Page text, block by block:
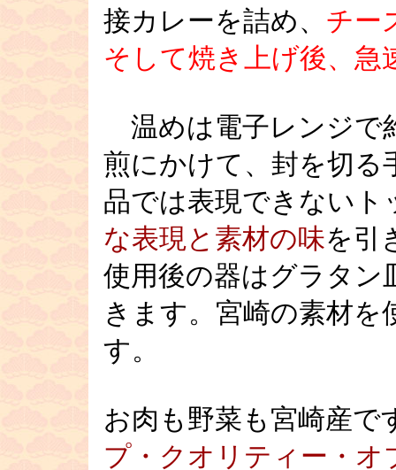
接カレーを詰め、 チー
そして焼き上げ後、急
温めは電子レンジで
煎にかけて、封を切る
品では表現できないト
な表現と素材の味を引
使用後の器はグラタン
きます。宮崎の素材
す。
お肉も野菜も宮崎産で
プ・クオリティー・オ